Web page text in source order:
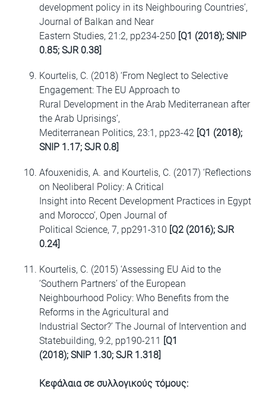
development policy in its Neighbouring Countries’,
Journal of Balkan and Near
Eastern Studies, 21:2, pp234-250 [Q1 (2018); SNIP
0.85; SJR 0.38]
Kourtelis, C. (2018) ‘From Neglect to Selective
Engagement: The EU Approach to
Rural Development in the Arab Mediterranean after
the Arab Uprisings’,
Mediterranean Politics, 23:1, pp23-42 [Q1 (2018);
SNIP 1.17; SJR 0.8]
Afouxenidis, A. and Kourtelis, C. (2017) ‘Reflections
on Neoliberal Policy: A Critical
Insight into Recent Development Practices in Egypt
and Morocco’, Open Journal of
Political Science, 7, pp291-310 [Q2 (2016); SJR
0.24]
Kourtelis, C. (2015) ‘Assessing EU Aid to the
‘Southern Partners’ of the European
Neighbourhood Policy: Who Benefits from the
Reforms in the Agricultural and
Industrial Sector?’ The Journal of Intervention and
Statebuilding, 9:2, pp190-211 [Q1
(2018); SNIP 1.30; SJR 1.318]
Κεφάλαια σε συλλογικούς τόμους: